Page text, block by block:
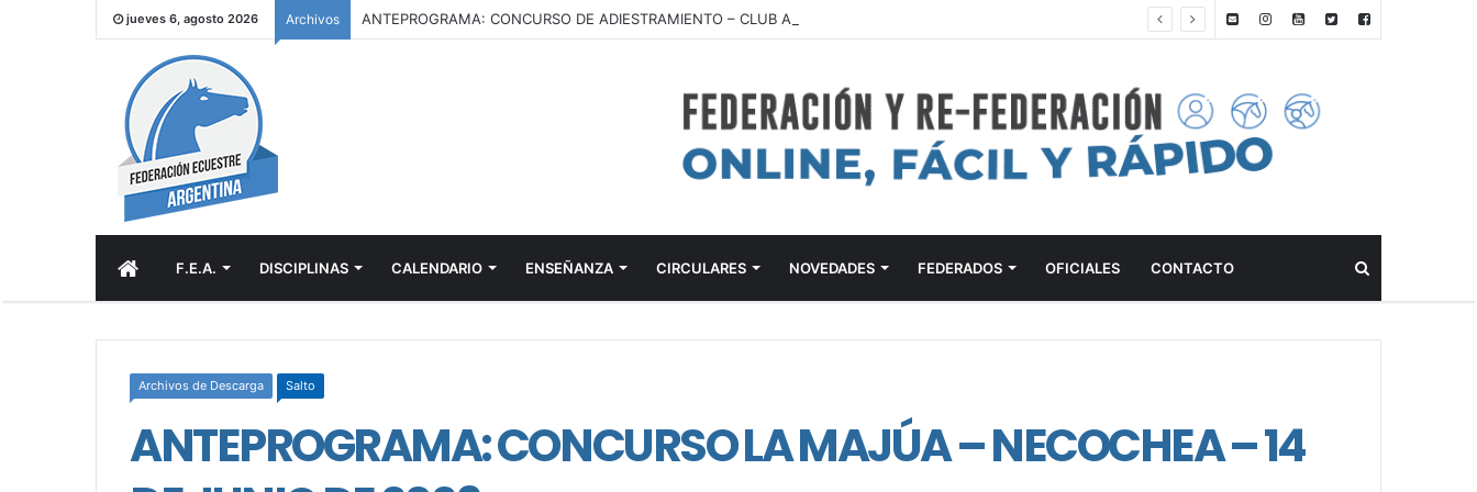
jueves 6, agosto 2026 Archivos
INICIOF.E.A. DISCIPLINAS CALENDARIO ENSEÑANZA CIRCULARES NOVEDADES FEDERADOS OFICIALES CONTACTO
Archivos de Descarga Salto
ANTEPROGRAMA: CONCURSO LA MAJÚA – NECOCHEA – 14